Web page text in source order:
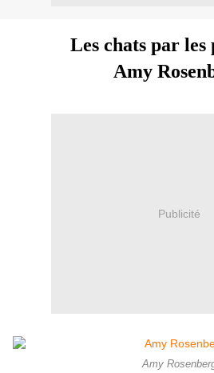
Les chats par les
Amy
Publicité
Amy